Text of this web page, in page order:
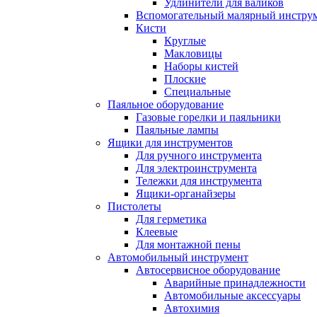
Удлинители для валиков
Вспомогательный малярный
Кисти
Круглые
Макловицы
Наборы кистей
Плоские
Специальные
Паяльное оборудование
Газовые горелки и паяльники
Паяльные лампы
Ящики для инструментов
Для ручного инструмента
Для электроинструмента
Тележки для инструмента
Ящики-органайзеры
Пистолеты
Для герметика
Клеевые
Для монтажной пены
Автомобильный инструмент
Автосервисное оборудование
Аварийные принадлежности
Автомобильные аксессуары
Автохимия